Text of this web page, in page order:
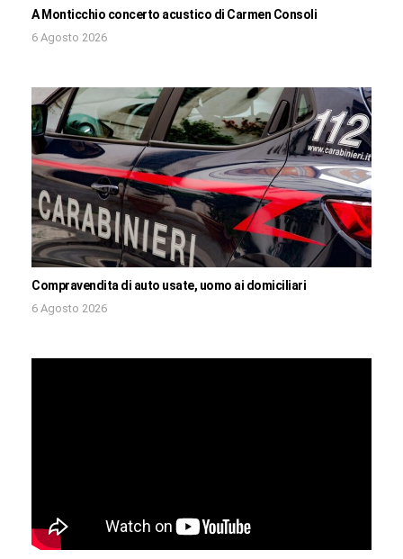
A Monticchio concerto acustico di Carmen Consoli
6 Agosto 2026
Compravendita di auto usate, uomo ai domiciliari
6 Agosto 2026